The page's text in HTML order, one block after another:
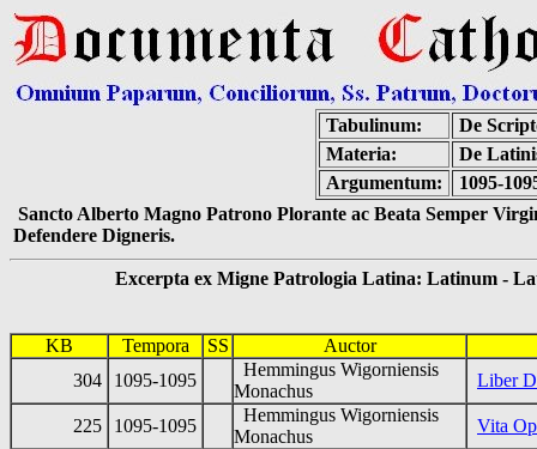
Tabulinum:
De
Materia:
De
Argumentum:
1095-
Sancto Alberto Magno Patrono Plorante ac Beata Semper
Defendere Digneris.
Excerpta ex Migne Patrologia Latina: Latinum -
KB Tempora SS
Auctor
304
1095-1095
Hemmingus Wigorniensis
Monachus
Liber
225 1095-1095
Hemmingus Wigorniensis
Monachus
Vita